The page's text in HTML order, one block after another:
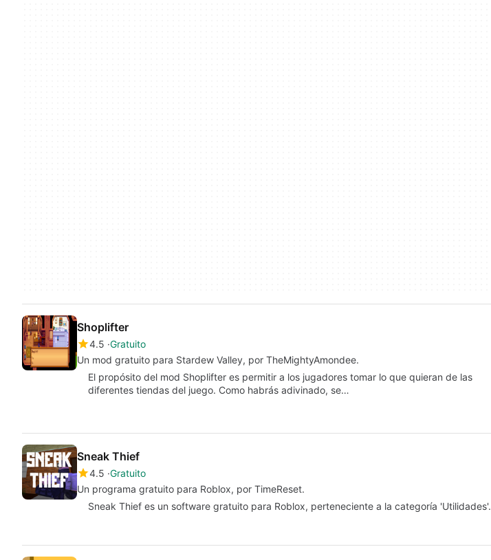
Shoplifter
4.5 Gratuito
Un mod gratuito para Stardew Valley, por TheMightyAmondee.
El propósito del mod Shoplifter es permitir a los jugadores tomar lo que quieran de las
diferentes tiendas del juego. Como habrás adivinado, se…
Sneak Thief
4.5 Gratuito
Un programa gratuito para Roblox, por TimeReset.
Sneak Thief es un software gratuito para Roblox, perteneciente a la categoría 'Utilidades'.